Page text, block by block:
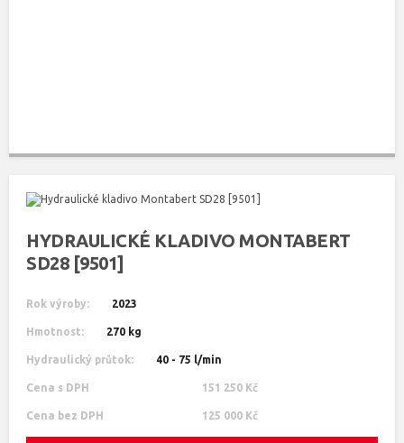
HYDRAULICKÉ KLADIVO MONTABERT
SD28 [9501]
Rok výroby: 2023
Hmotnost: 270 kg
Hydraulický průtok: 40 - 75 l/min
Cena s DPH 151 250 Kč
Cena bez DPH 125 000 Kč